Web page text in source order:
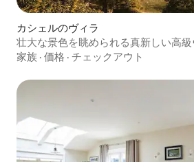
カシェルのヴィラ
壮大な景色を眺められる真新しい高級
家族 · 価格 · チェックアウト